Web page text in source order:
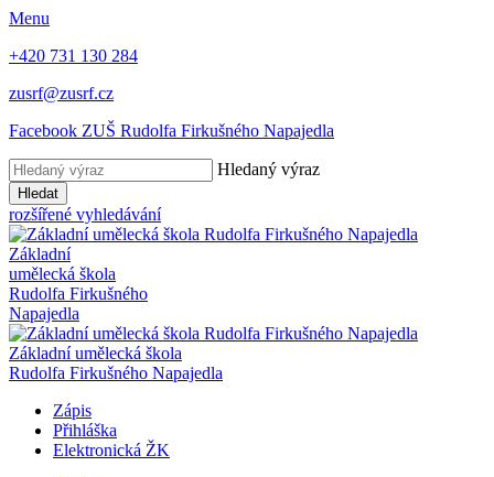
Menu
+420 731 130 284
zusrf@zusrf.cz
Facebook ZUŠ Rudolfa Firkušného Napajedla
Hledaný výraz
Hledat
rozšířené vyhledávání
Základní
umělecká škola
Rudolfa Firkušného
Napajedla
Základní umělecká škola
Rudolfa Firkušného Napajedla
Zápis
Přihláška
Elektronická ŽK